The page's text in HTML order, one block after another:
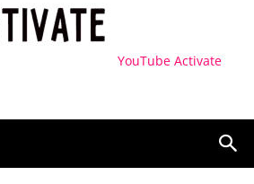
YouTube Activate